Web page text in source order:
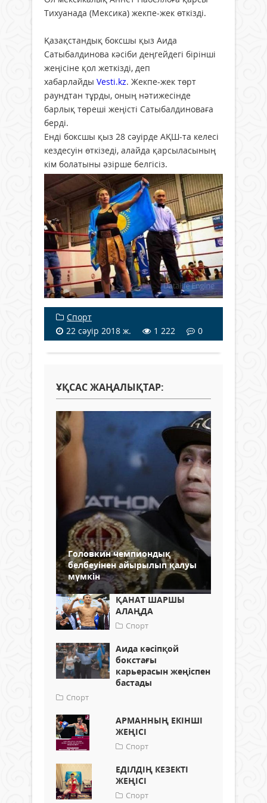
Тихуанада (Мексика) жекпе-жек өткізді.
Қазақстандық боксшы қыз Аида
Сатыбалдинова кәсіби деңгейдегі бірінші
жеңісіне қол жеткізді, деп
хабарлайды Vesti.kz. Жекпе-жек төрт
раундтан тұрды, оның нәтижесінде
барлық төреші жеңісті Сатыбалдиноваға
берді.
Енді боксшы қыз 28 сәуірде АҚШ-та келесі
кездесуін өткізеді, алайда қарсыласының
кім болатыны әзірше белгісіз.
Спорт
22 сәуір 2018 ж.
1 222 0
ҰҚСАС ЖАҢАЛЫҚТАР:
Головкин чемпиондық
белбеуінен айырылып қалуы
мүмкін
ҚАНАТ ШАРШЫ
АЛАҢДА
Спорт
Аида кәсіпқой
бокстағы
карьерасын жеңіспен
бастады
Спорт
АРМАННЫҢ ЕКІНШІ
ЖЕҢІСІ
Спорт
ЕДІЛДІҢ КЕЗЕКТІ
ЖЕҢІСІ
Спорт